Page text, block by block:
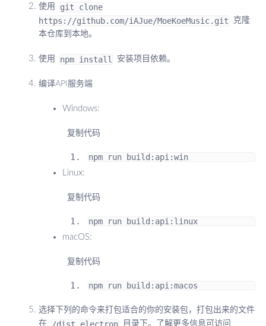
使用
git clone
https://github.com/iAJue/MoeKoeMusic.git
克隆
本仓库到本地。
使用 npm install 安装项目依赖。
编译API服务端
Windows:
复制代码
npm run build : api :win
Linux:
复制代码
npm run build : api : linux
macOS:
复制代码
npm run build : api :macos
选择下列的命令来打包适合的你的安装包，打包出来的文件
在
/dist_electron 目录下。了解更多信息可访问